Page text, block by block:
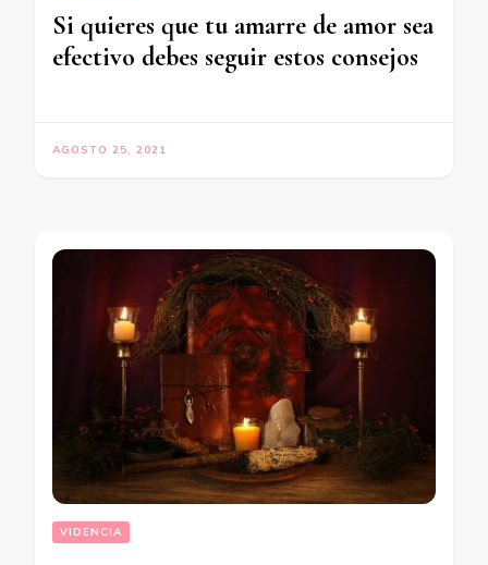
Si quieres que tu amarre de amor sea
efectivo debes seguir estos consejos
AGOSTO 25, 2021
VIDENCIA